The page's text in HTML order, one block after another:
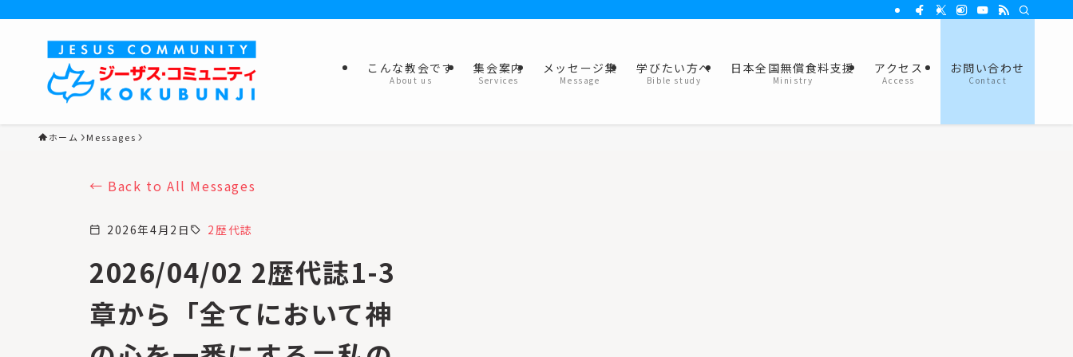
こんな教会です
About us
集会案内
Services
メッセージ集
Message
学びたい方へ
Bible study
日本全国無償食料支援
Ministry
アクセス
Access
お問い合わせ
Contact
ホーム Messages
Back to All Messages
calendar_today 2026年4月2日 sell 2歴代誌
2026/04/02 2歴代誌1-3
章から「全てにおいて神